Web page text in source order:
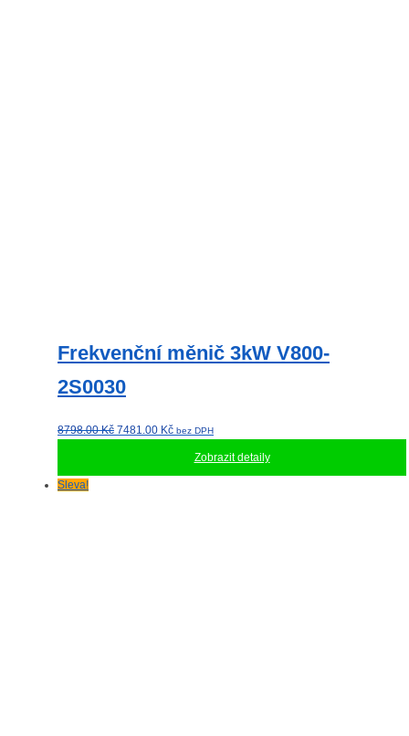
Frekvenční měnič 3kW V800-
2S0030
8798.00Kč Původní
7481.00 KčAktuální
bez DPH
Zobrazit detaily
Sleva!